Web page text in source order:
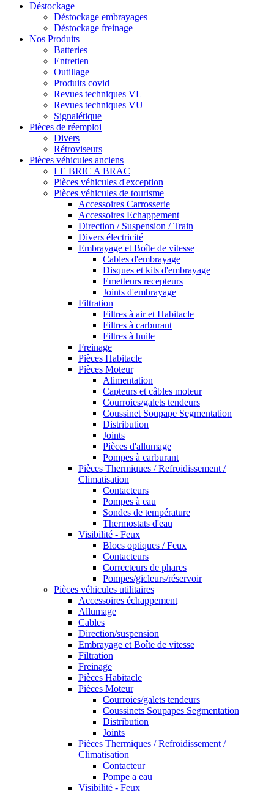
Déstockage
Déstockage embrayages
Déstockage freinage
Nos Produits
Batteries
Entretien
Outillage
Produits covid
Revues techniques VL
Revues techniques VU
Signalétique
Pièces de réemploi
Divers
Rétroviseurs
Pièces véhicules anciens
LE BRIC A BRAC
Pièces véhicules d'exception
Pièces véhicules de tourisme
Accessoires Carrosserie
Accessoires Echappement
Direction / Suspension / Train
Divers électricité
Embrayage et Boîte de vitesse
Cables d'embrayage
Disques et kits d'embrayage
Emetteurs recepteurs
Joints d'embrayage
Filtration
Filtres à air et Habitacle
Filtres à carburant
Filtres à huile
Freinage
Pièces Habitacle
Pièces Moteur
Alimentation
Capteurs et câbles moteur
Courroies/galets tendeurs
Coussinet Soupape Segmentation
Distribution
Joints
Pièces d'allumage
Pompes à carburant
Pièces Thermiques / Refroidissement /
Climatisation
Contacteurs
Pompes à eau
Sondes de température
Thermostats d'eau
Visibilité - Feux
Blocs optiques / Feux
Contacteurs
Correcteurs de phares
Pompes/gicleurs/réservoir
Pièces véhicules utilitaires
Accessoires échappement
Allumage
Cables
Direction/suspension
Embrayage et Boîte de vitesse
Filtration
Freinage
Pièces Habitacle
Pièces Moteur
Courroies/galets tendeurs
Coussinets Soupapes Segmentation
Distribution
Joints
Pièces Thermiques / Refroidissement /
Climatisation
Contacteur
Pompe a eau
Visibilité - Feux